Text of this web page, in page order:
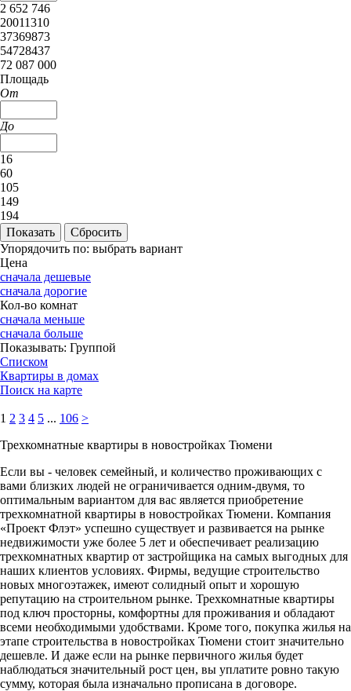
2 652 746
20011310
37369873
54728437
72 087 000
Площадь
От
До
16
60
105
149
194
Упорядочить по: выбрать вариант
Цена
сначала дешевые
сначала дорогие
Кол-во комнат
сначала меньше
сначала больше
Показывать: Группой
Списком
Квартиры в домах
Поиск на карте
1 2 3 4 5 ... 106 >
Трехкомнатные квартиры в новостройках Тюмени
Если вы - человек семейный, и количество проживающих с
вами близких людей не ограничивается одним-двумя, то
оптимальным вариантом для вас является приобретение
трехкомнатной квартиры в новостройках Тюмени. Компания
«Проект Флэт» успешно существует и развивается на рынке
недвижимости уже более 5 лет и обеспечивает реализацию
трехкомнатных квартир от застройщика на самых выгодных для
наших клиентов условиях. Фирмы, ведущие строительство
новых многоэтажек, имеют солидный опыт и хорошую
репутацию на строительном рынке. Трехкомнатные квартиры
под ключ просторны, комфортны для проживания и обладают
всеми необходимыми удобствами. Кроме того, покупка жилья на
этапе строительства в новостройках Тюмени стоит значительно
дешевле. И даже если на рынке первичного жилья будет
наблюдаться значительный рост цен, вы уплатите ровно такую
сумму, которая была изначально прописана в договоре.